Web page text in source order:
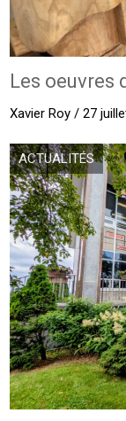
Les oeuvres
Xavier Roy / 27
ACTUALITÉS